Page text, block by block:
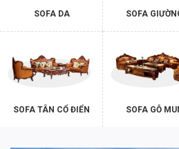
SOFA DA SOFA
SOFA TÂN CỔ ĐIỂN SOFA GỖ